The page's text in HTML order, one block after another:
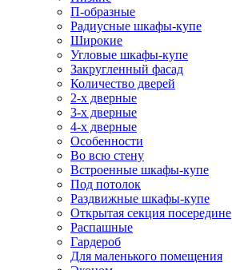
П-образные
Радиусные шкафы-купе
Широкие
Угловые шкафы-купе
Закругленный фасад
Количество дверей
2-х дверные
3-х дверные
4-х дверные
Особенности
Во всю стену
Встроенные шкафы-купе
Под потолок
Раздвижные шкафы-купе
Открытая секция посередине
Распашные
Гардероб
Для маленького помещения